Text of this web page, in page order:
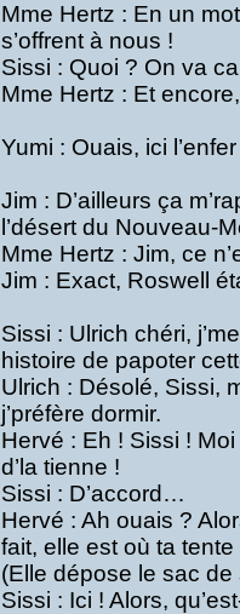
Mme Hertz : En un
s’offrent à nous !
Sissi : Quoi ? On va
Mme Hertz : Et
Yumi : Ouais, ici
Jim : D’ailleurs ça
l’désert du Nouveau-
Mme Hertz : Jim, ce
Jim : Exact, Roswell
Sissi : Ulrich chéri,
histoire de papoter
Ulrich : Désolé, Sissi,
j’préfère dormir.
Hervé : Eh ! Sissi !
d’la tienne !
Sissi : D’accord…
Hervé : Ah ouais ?
fait, elle est où ta tente
(Elle dépose le sac
Sissi : Ici ! Alors,